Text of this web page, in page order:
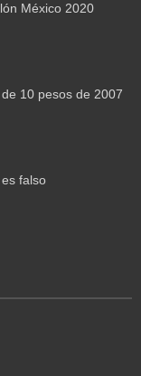
México 2020
10 pesos de 2007
falso